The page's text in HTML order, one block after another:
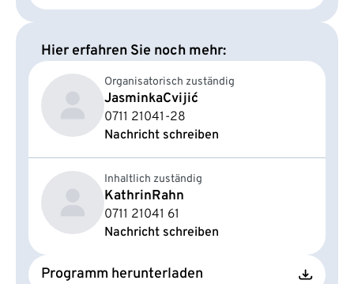
Hier erfahren Sie noch mehr:
Organisatorisch zuständig
JasminkaCvijić
0711 21041-28
Nachricht schreiben
Inhaltlich zuständig
KathrinRahn
0711 21041 61
Nachricht schreiben
Programm herunterladen